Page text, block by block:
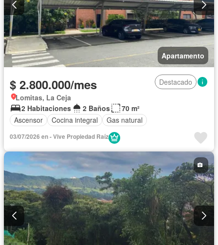
Apartamento
$ 2.800.000/mes
Destacado
Lomitas, La Ceja
2 Habitaciones
2 Baños
70 m²
Ascensor
Cocina integral Gas natural
03/07/2026 en - Vive Propiedad Raíz